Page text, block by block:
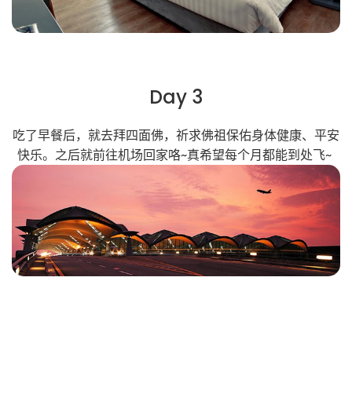
Day 3
吃了早餐后，就去拜四面佛，祈求佛祖保佑身体健康、平安
快乐。之后就前往机场回家咯~真希望每个月都能到处飞~